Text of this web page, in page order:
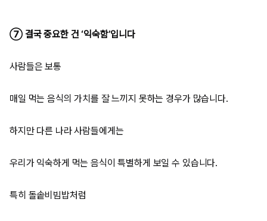
⑦ 결국 중요한 건 ‘익숙함’입니다
사람들은 보통
매일 먹는 음식의 가치를 잘 느끼지 못하는 경우가 많습니다.
하지만 다른 나라 사람들에게는
우리가 익숙하게 먹는 음식이 특별하게 보일 수 있습니다.
특히 돌솥비빔밥처럼